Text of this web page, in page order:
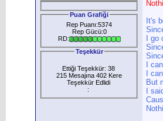
Puan Grafiği
Rep Puanı:5374
Rep Gücü:0
RD:
Teşekkür
Ettiği Teşekkür: 38
215 Mesajına 402 Kere
Teşekkür Edlidi
:
It's
I
I
I
But
I